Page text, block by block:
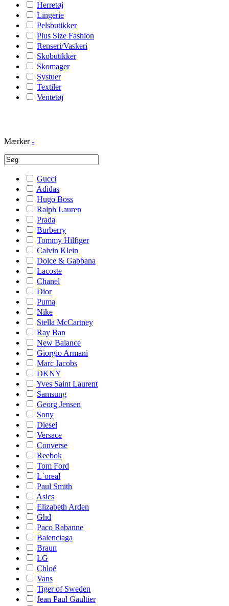
Herretøj
Lingerie
Pelsbutikker
Plus Size Fashion
Renseri/Vaskeri
Skobutikker
Skomager
Systuer
Textiler
Ventetøj
Mærker -
Gucci
Adidas
Hugo Boss
Ralph Lauren
Prada
Burberry
Tommy Hilfiger
Calvin Klein
Dolce & Gabbana
Lacoste
Chanel
Dior
Puma
Nike
Stella McCartney
Ray Ban
New Balance
Giorgio Armani
Marc Jacobs
DKNY
Yves Saint Laurent
Samsung
Georg Jensen
Sony
Diesel
Versace
Converse
Reebok
Tom Ford
L´oreal
Paul Smith
Asics
Elizabeth Arden
Ghd
Paco Rabanne
Balenciaga
Braun
LG
Chloé
Vans
Tiger of Sweden
Jean Paul Gaultier